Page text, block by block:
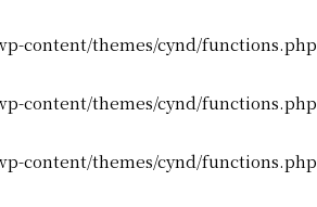
content/themes/cynd/functions.php
content/themes/cynd/functions.php
content/themes/cynd/functions.php